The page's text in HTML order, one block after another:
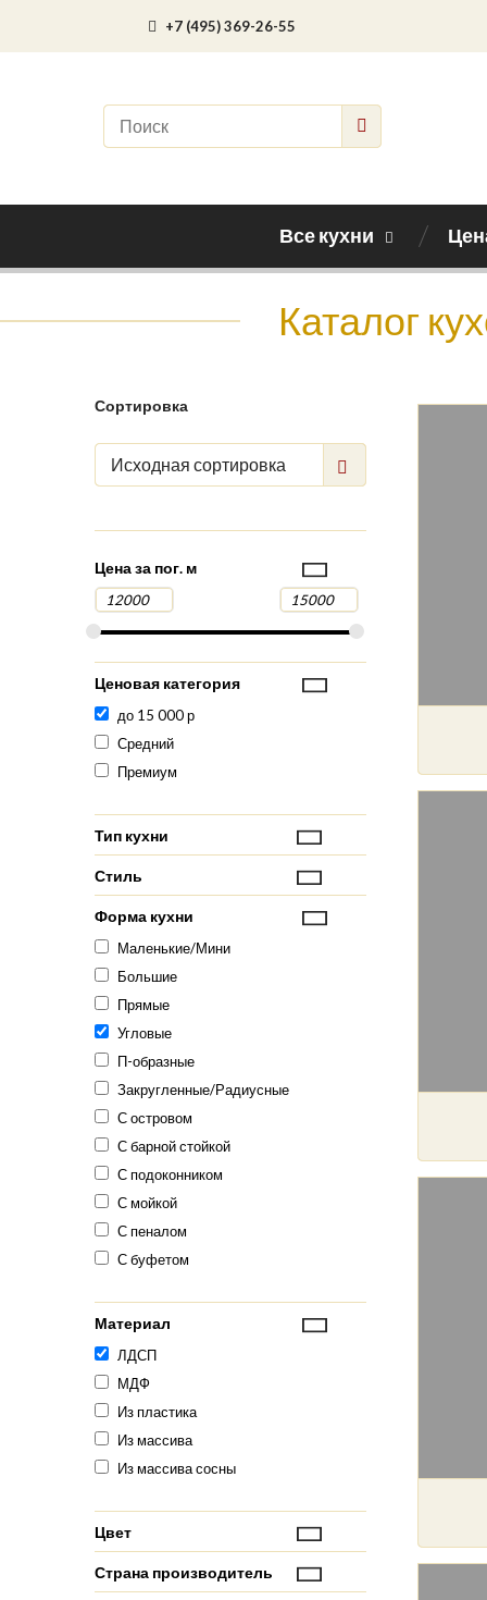
+7 (495) 369-26-55
Все кухни
Каталог
Сортировка
Исходная сортировка
Цена за пог. м
Ценовая категория
до 15 000 р
Средний
Премиум
Тип кухни
Стиль
Форма кухни
Маленькие/Мини
Большие
Прямые
Угловые
П-образные
Закругленные/Радиусные
С островом
С барной стойкой
С подоконником
С мойкой
С пеналом
С буфетом
Материал
ЛДСП
МДФ
Из пластика
Из массива
Из массива сосны
Цвет
Страна производитель